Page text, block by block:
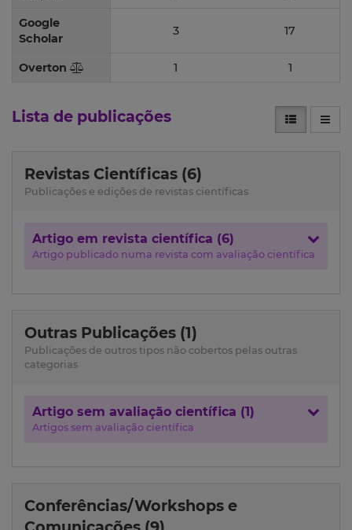
Google
Scholar
3 17
Overton 1 1
Lista de publicações
Revistas Científicas (6)
Publicações e edições de revistas científicas
Artigo em revista científica (6)
Artigo publicado numa revista com avaliação científica
Outras Publicações (1)
Publicações de outros tipos não cobertos pelas outras
categorias
Artigo sem avaliação científica (1)
Artigos sem avaliação científica
Conferências/Workshops e